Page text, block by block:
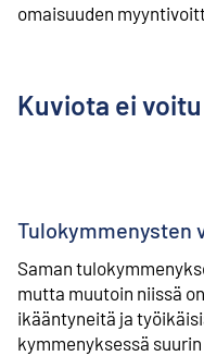
omaisuuden
Kuviota ei
Tulokymmenysten
Saman
mutta muutoin niissä
ikääntyneitä ja
kymmenyksessä